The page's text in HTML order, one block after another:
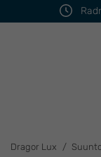
Dragor Lux